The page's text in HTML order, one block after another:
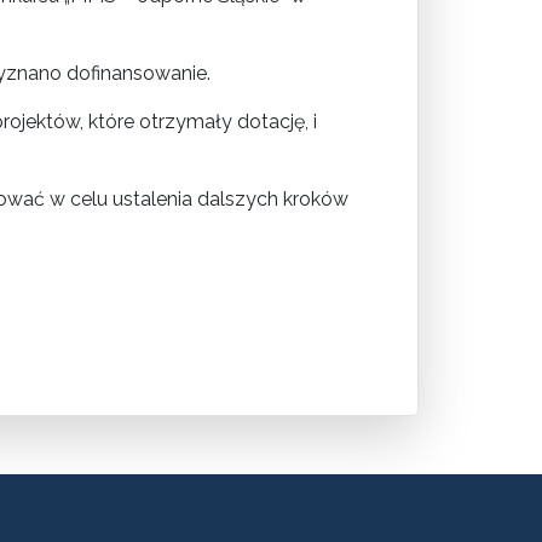
dofinansowanie.
które otrzymały dotację, i
w celu ustalenia dalszych kroków